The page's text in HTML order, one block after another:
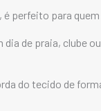
perfeito para
de praia,
do tecido de